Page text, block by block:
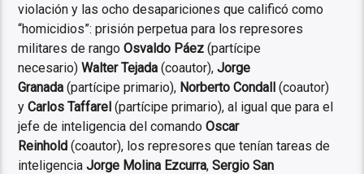
violación y las ocho desapariciones que calificó como
“homicidios”: prisión perpetua para los represores
militares de rangoOsvaldo Páez(partícipe
necesario)Walter Tejada (coautor),Jorge
Granada (partícipe primario), Norberto Condall(coautor)
yCarlos Taffarel (partícipe primario), al igual que para el
jefe de inteligencia del comandoOscar
Reinhold (coautor), los represores que tenían tareas de
inteligenciaJorge Molina Ezcurra,Sergio San